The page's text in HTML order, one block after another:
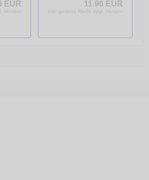
EUR
Versandkosten
82832202
11.90 EUR
inkl. gesetzl. MwSt. zzgl. Versandkosten